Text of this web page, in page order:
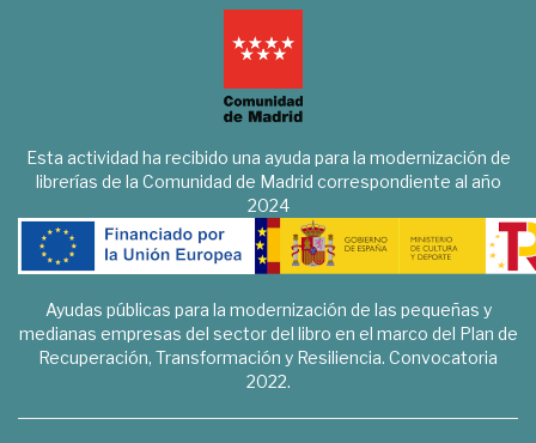
Esta actividad ha recibido una ayuda para la modernización de
librerías de la Comunidad de Madrid correspondiente al año
2024
Ayudas públicas para la modernización de las pequeñas y
medianas empresas del sector del libro en el marco del Plan de
Recuperación, Transformación y Resiliencia. Convocatoria
2022.